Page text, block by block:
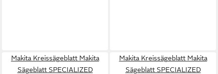
Makita Kreissägeblatt Makita
Sägeblatt SPECIALIZED
Makita Kreissägeblatt Makita
Sägeblatt SPECIALIZED